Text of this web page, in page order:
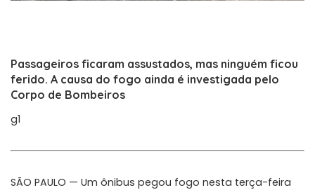
Passageiros ficaram assustados, mas ninguém ficou
ferido. A causa do fogo ainda é investigada pelo
Corpo de Bombeiros
g1
SÃO PAULO — Um ônibus pegou fogo nesta terça-feira